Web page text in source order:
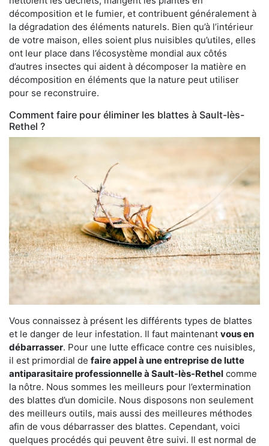
décomposition et le fumier, et contribuent généralement à
la dégradation des éléments naturels. Bien qu’à l’intérieur
de votre maison, elles soient plus nuisibles qu’utiles, elles
ont leur place dans l’écosystème mondial aux côtés
d’autres insectes qui aident à décomposer la matière en
décomposition en éléments que la nature peut utiliser
pour se reconstruire.
Comment faire pour éliminer les blattes à Sault-lès-
Rethel ?
Vous connaissez à présent les différents types de blattes
et le danger de leur infestation. Il faut maintenant vous en
débarrasser. Pour une lutte efficace contre ces nuisibles,
il est primordial de faire appel à une entreprise de lutte
antiparasitaire professionnelle à Sault-lès-Rethel comme
la nôtre. Nous sommes les meilleurs pour l’extermination
des blattes d’un domicile. Nous disposons non seulement
des meilleurs outils, mais aussi des meilleures méthodes
afin de vous débarrasser des blattes. Cependant, voici
quelques procédés qui peuvent être suivi. Il est normal de